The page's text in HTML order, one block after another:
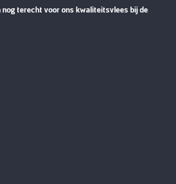
nog terecht voor ons kwaliteitsvlees bij de